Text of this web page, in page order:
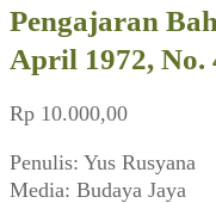
Pengajaran
April 1972, No.
Rp 10.000,00
Penulis: Yus Rusyana
Media: Budaya Jaya